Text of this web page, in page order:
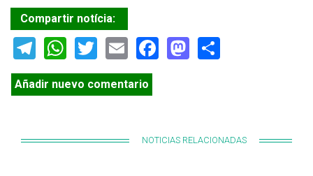
Compartir notícia:
Telegram
WhatsApp
TwitterEmailFacebook
Mastodon
Añadir nuevo comentario
NOTICIAS RELACIONADAS